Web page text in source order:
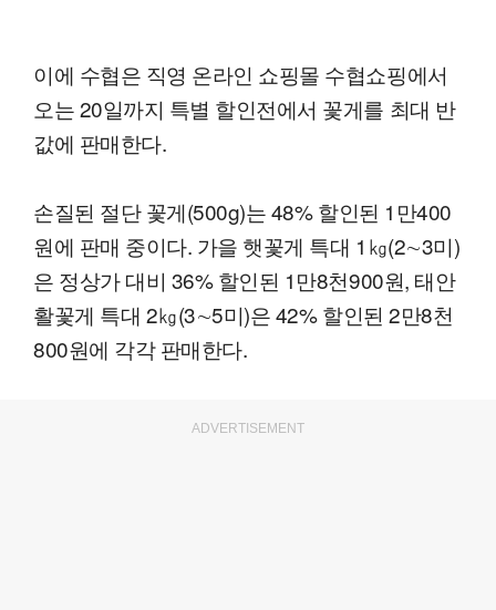
이에 수협은 직영 온라인 쇼핑몰 수협쇼핑에서
오는 20일까지 특별 할인전에서 꽃게를 최대 반
값에 판매한다.
손질된 절단 꽃게(500g)는 48% 할인된 1만400
원에 판매 중이다. 가을 햇꽃게 특대 1㎏(2∼3미)
은 정상가 대비 36% 할인된 1만8천900원, 태안
활꽃게 특대 2㎏(3∼5미)은 42% 할인된 2만8천
800원에 각각 판매한다.
ADVERTISEMENT